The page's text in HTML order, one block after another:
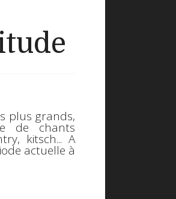
plus grands,
de chants
kitsch... A
actuelle à